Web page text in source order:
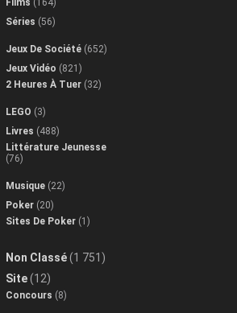
Séries (56)
Jeux De Société (652)
Jeux Vidéo (821)
2 Heures À Tuer (32)
LEGO (3)
Livres (488)
Littérature Jeunesse
(76)
Musique (22)
Poker (20)
Sites De Poker (1)
Non Classé(1 751)
Site(12)
Concours (8)